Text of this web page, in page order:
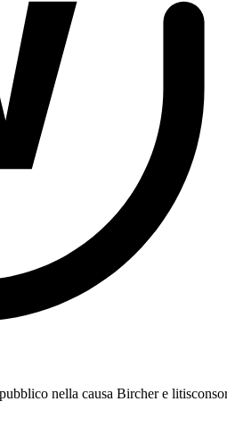
nella causa Bircher e